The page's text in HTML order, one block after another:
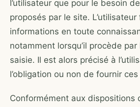
l’utilisateur que pour le besoin
proposés par le site.
informations en toute
notamment lorsqu’il procède
saisie. Il est alors précisé à
l’obligation ou non de fournir
Conformément aux dispositions